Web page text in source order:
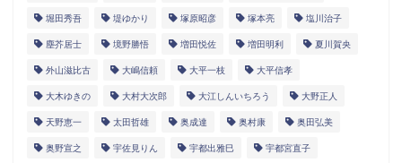
堀田秀吾 堤ゆかり 塚原昭彦 塚本亮 塩川治子
塵芥居士 境野勝悟 増田悦佐 増田明利 夏川賀央
外山滋比古 大嶋信頼 大平一枝 大平信孝
大木ゆきの 大村大次郎 大江しんいちろう 大野正人
天野恵一 太田哲雄 奥成達 奥村康 奥田弘美
奥野宣之 宇佐見りん 宇都出雅巳 宇都宮直子